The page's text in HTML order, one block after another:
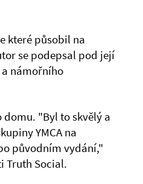
které působil na
se podepsal pod její
námořního
"Byl to skvělý a
YMCA na
původním vydání,"
Truth Social.